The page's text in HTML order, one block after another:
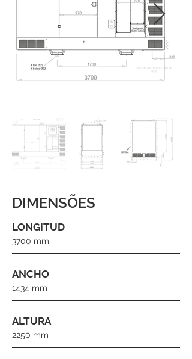
DIMENSÕES
LONGITUD
3700 mm
ANCHO
1434 mm
ALTURA
2250 mm